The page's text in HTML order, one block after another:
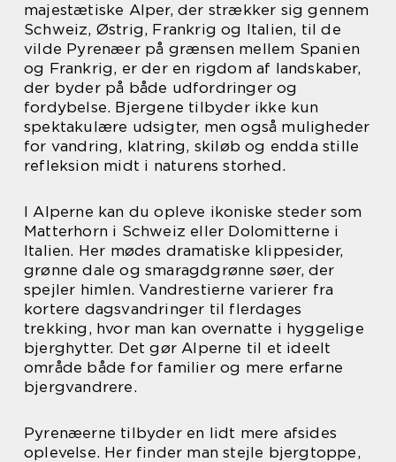
majestætiske Alper, der strækker sig gennem
Schweiz, Østrig, Frankrig og Italien, til de
vilde Pyrenæer på grænsen mellem Spanien
og Frankrig, er der en rigdom af landskaber,
der byder på både udfordringer og
fordybelse. Bjergene tilbyder ikke kun
spektakulære udsigter, men også muligheder
for vandring, klatring, skiløb og endda stille
refleksion midt i naturens storhed.
I Alperne kan du opleve ikoniske steder som
Matterhorn i Schweiz eller Dolomitterne i
Italien. Her mødes dramatiske klippesider,
grønne dale og smaragdgrønne søer, der
spejler himlen. Vandrestierne varierer fra
kortere dagsvandringer til flerdages
trekking, hvor man kan overnatte i hyggelige
bjerghytter. Det gør Alperne til et ideelt
område både for familier og mere erfarne
bjergvandrere.
Pyrenæerne tilbyder en lidt mere afsides
oplevelse. Her finder man stejle bjergtoppe,